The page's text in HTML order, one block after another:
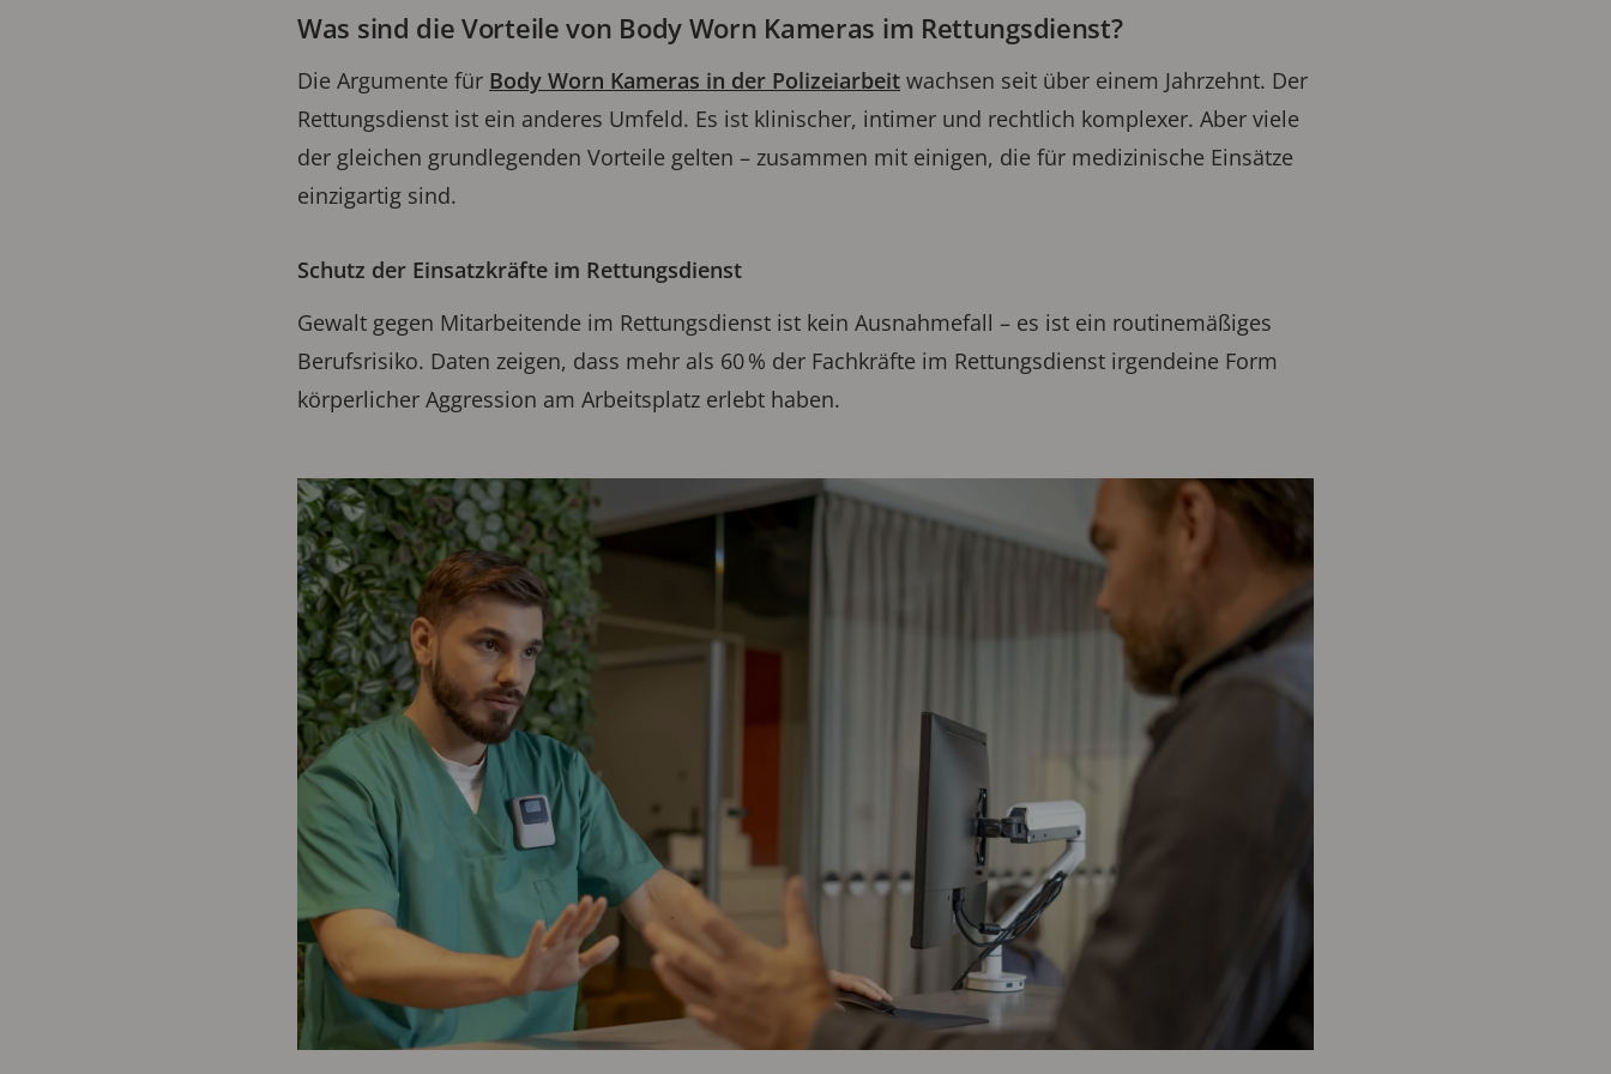
Was sind die Vorteile von Body Worn Kameras im Rettungsdienst?
Die Argumente für Body Worn Kameras in der Polizeiarbeit wachsen seit über einem Jahrzehnt. Der
Rettungsdienst ist ein anderes Umfeld. Es ist klinischer, intimer und rechtlich komplexer. Aber viele
der gleichen grundlegenden Vorteile gelten – zusammen mit einigen, die für medizinische Einsätze
einzigartig sind.
Schutz der Einsatzkräfte im Rettungsdienst
Gewalt gegen Mitarbeitende im Rettungsdienst ist kein Ausnahmefall – es ist ein routinemäßiges
Berufsrisiko. Daten zeigen, dass mehr als 60 % der Fachkräfte im Rettungsdienst irgendeine Form
körperlicher Aggression am Arbeitsplatz erlebt haben.